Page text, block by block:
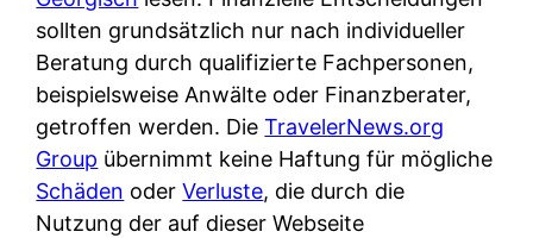
l
i
c
h
?
t
i
o
n
i
e
r
n
e
:
W
a
s
i
:
W
e
n
n
d
e
r
sollten grundsätzlich nur nach individueller
Beratung durch qualifizierte Fachpersonen,
beispielsweise Anwälte oder Finanzberater,
getroffen werden. DieTravelerNews.org
Group übernimmt keine Haftung für mögliche
Schäden oderVerluste, die durch die
Nutzung der auf dieser Webseite